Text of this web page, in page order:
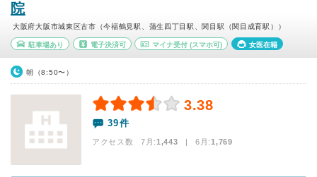
院
大阪府大阪市城東区古市（今福鶴見駅、蒲生四丁目駅、関目駅（関目成育駅））
駐車場あり 電子決済可 マイナ受付 (スマホ可) 女医在籍
朝（8:50〜）
3.38
39件
アクセス数 7月:1,443 | 6月:1,769